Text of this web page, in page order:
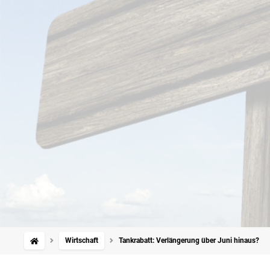
Wirtschaft Tankrabatt: Verlängerung über Juni hinaus?